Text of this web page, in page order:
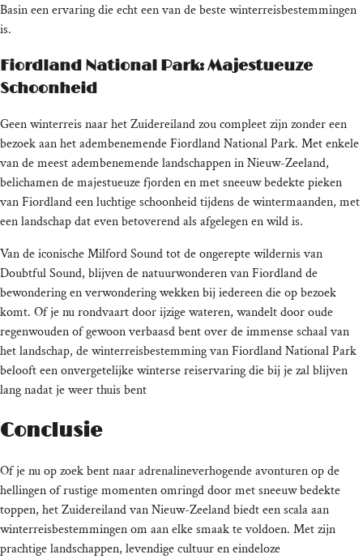
Basin een ervaring die echt een van de beste winterreisbestemmingen
is.
Fiordland National Park: Majestueuze
Schoonheid
Geen winterreis naar het Zuidereiland zou compleet zijn zonder een
bezoek aan het adembenemende Fiordland National Park. Met enkele
van de meest adembenemende landschappen in Nieuw-Zeeland,
belichamen de majestueuze fjorden en met sneeuw bedekte pieken
van Fiordland een luchtige schoonheid tijdens de wintermaanden, met
een landschap dat even betoverend als afgelegen en wild is.
Van de iconische Milford Sound tot de ongerepte wildernis van
Doubtful Sound, blijven de natuurwonderen van Fiordland de
bewondering en verwondering wekken bij iedereen die op bezoek
komt. Of je nu rondvaart door ijzige wateren, wandelt door oude
regenwouden of gewoon verbaasd bent over de immense schaal van
het landschap, de winterreisbestemming van Fiordland National Park
belooft een onvergetelijke winterse reiservaring die bij je zal blijven
lang nadat je weer thuis bent
Conclusie
Of je nu op zoek bent naar adrenalineverhogende avonturen op de
hellingen of rustige momenten omringd door met sneeuw bedekte
toppen, het Zuidereiland van Nieuw-Zeeland biedt een scala aan
winterreisbestemmingen om aan elke smaak te voldoen. Met zijn
prachtige landschappen, levendige cultuur en eindeloze